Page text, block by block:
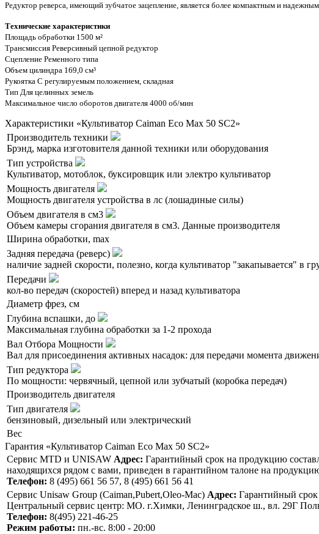
Редуктор реверса, имеющий зубчатое зацепление, является более компактным и
Технические характеристики
Площадь обработки 1500 м²
Трансмиссия Реверсивный цепной редуктор
Сцепление Ременного типа
Объем цилиндра 169,0 см³
Рукоятка С регулируемым положением, складная
Тип Для целинных земель
Максимальное число оборотов двигателя 4000 об/мин
Характеристики «Культиватор Caiman Eco Max 50 SC2»
Производитель техники
Брэнд, марка изготовителя данной техники или оборудования
Тип устройства
Культиватор, мотоблок, буксировщик или электро культиватор
Мощность двигателя
Мощность двигателя устройства в лс (лошадиные силы)
Объем двигателя в см3
Объем камеры сгорания двигателя в см3. Данные производителя
Ширина обработки, max
Задняя передача (реверс)
наличие задней скорости, полезно, когда культиватор "закапывается" в
Передачи
кол-во передач (скоростей) вперед и назад культиватора
Диаметр фрез, см
Глубина вспашки, до
Максимальная глубина обработки за 1-2 прохода
Вал Отбора Мощности
Вал для присоединения активных насадок: для передачи момента
Тип редуктора
По мощности: червячный, цепной или зубчатый (коробка передач)
Производитель двигателя
Тип двигателя
бензиновый, дизельный или электрический
Вес
Гарантия «Культиватор Caiman Eco Max 50 SC2»
Сервис MTD и UNISAW Адрес: Гарантийный срок на продукцию
находящихся рядом с вами, приведен в гарантийном талоне на
Телефон: 8 (495) 661 56 57, 8 (495) 661 56 41
Сервис Unisaw Group (Caiman,Pubert,Oleo-Mac) Адрес: Гарантийный срок
Центральный сервис центр: MO. г.Химки, Ленинградское ш., вл. 29Г
Телефон: 8(495) 221-46-25
Режим работы: пн.-вс. 8:00 - 20:00